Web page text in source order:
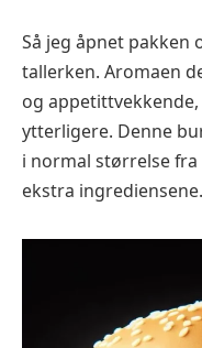
Så jeg åpnet pakken
tallerken. Aromaen
og
ytterligere. Denne
i normal størrelse fra
ekstra ingrediensene.